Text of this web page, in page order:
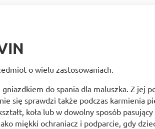
o wielu zastosowaniach.
do spania dla maluszka. Z jej
się sprawdzi także podczas karmienia
koła lub w dowolny sposób
miękki ochraniacz i podparcie, gdy